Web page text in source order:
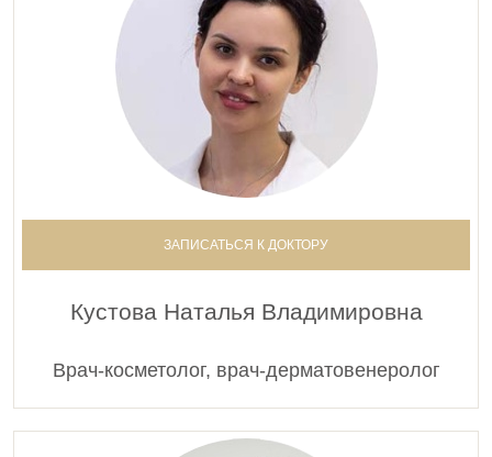
ЗАПИСАТЬСЯ К ДОКТОРУ
Кустова Наталья Владимировна
Врач-косметолог, врач-дерматовенеролог